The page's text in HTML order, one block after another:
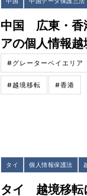
中国 広東・香
アの個人情報
#グレーターベイエリア
#越境移転 #香港
タイ 個人情報保護法
タイ 越境移転